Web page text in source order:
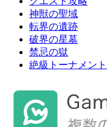
神獣の聖域
転界の遺跡
破界の星墓
禁忌の獄
絶級トーナメント